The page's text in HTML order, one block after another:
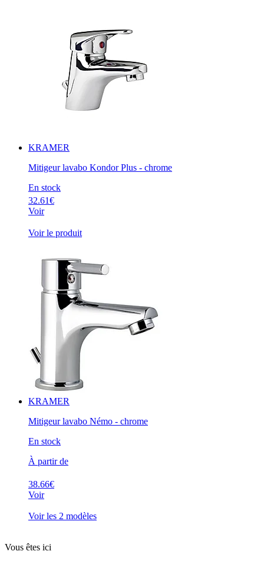
KRAMER
Mitigeur lavabo Kondor Plus - chrome
En stock
32.61€
Voir
Voir le produit
KRAMER
Mitigeur lavabo Némo - chrome
En stock
À partir de
38.66€
Voir
Voir les 2 modèles
Vous êtes ici